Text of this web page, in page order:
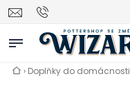
Vyhledávání
› Doplňky do domácnosti